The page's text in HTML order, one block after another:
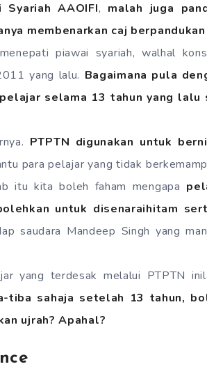
AAOIFI, malah juga
membenarkan caj
piawai syariah, walhal
yang lalu. Bagaimana pula
selama 13 tahun yang lalu
PTPTN digunakan untuk
para pelajar yang tidak
itu kita boleh faham mengapa
untuk disenaraihitam
saudara Mandeep Singh yang
yang terdesak melalui PTPTN
tiba sahaja setelah 13 tahun,
ujrah? Apahal?